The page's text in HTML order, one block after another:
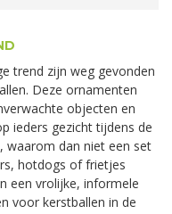
trend zijn weg gevonden
Deze ornamenten
objecten en
ieders gezicht tijdens de
waarom dan niet een set
hotdogs of frietjes
een vrolijke, informele
voor kerstballen in de